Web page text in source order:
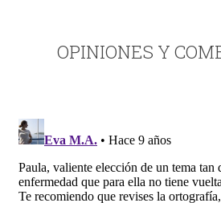
OPINIONES Y